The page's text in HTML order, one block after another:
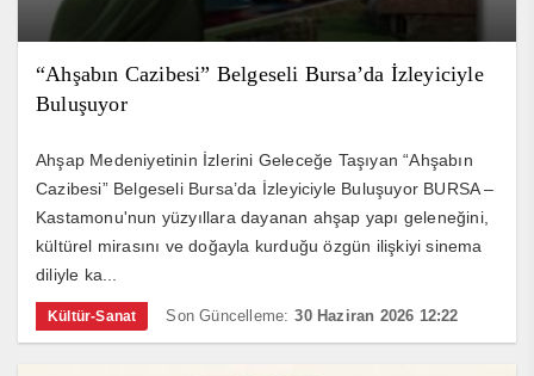
“Ahşabın Cazibesi” Belgeseli Bursa’da İzleyiciyle
Buluşuyor
Ahşap Medeniyetinin İzlerini Geleceğe Taşıyan “Ahşabın
Cazibesi” Belgeseli Bursa’da İzleyiciyle Buluşuyor BURSA –
Kastamonu'nun yüzyıllara dayanan ahşap yapı geleneğini,
kültürel mirasını ve doğayla kurduğu özgün ilişkiyi sinema
diliyle ka...
Kültür-Sanat Son Güncelleme: 30 Haziran 2026 12:22